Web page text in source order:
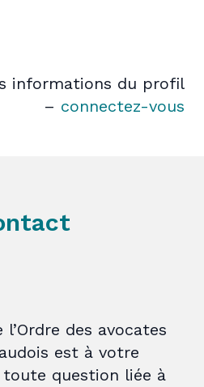
informations du profil
– connectez-vous
des avocates
est à votre
question liée à